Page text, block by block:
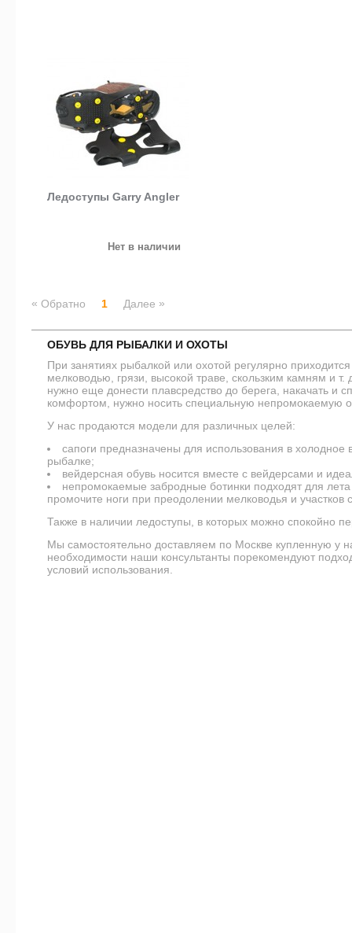
Ледоступы Garry Angler
Нет в наличии
« Обратно 1 Далее »
ОБУВЬ ДЛЯ РЫБАЛКИ И ОХОТЫ
При занятиях рыбалкой или охотой регулярно
мелководью, грязи, высокой траве, скользким камням и
нужно еще донести плавсредство до берега, накачать и
комфортом, нужно носить специальную непромокаемую
У нас продаются модели для различных целей:
сапоги предназначены для использования в
рыбалке;
вейдерсная обувь носится вместе с вейдерсами и
непромокаемые забродные ботинки подходят для
промочите ноги при преодолении мелководья и участков
Также в наличии ледоступы, в которых можно спокойно
Мы самостоятельно доставляем по Москве купленную у
необходимости наши консультанты порекомендуют
условий использования.